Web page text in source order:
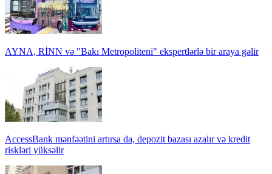
AYNA, RİNN və "Bakı Metropoliteni" ekspertlərlə bir araya gəlir
AccessBank mənfəətini artırsa da, depozit bazası azalır və kredit
riskləri yüksəlir